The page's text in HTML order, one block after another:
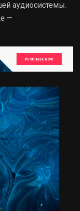
аудиосистемы.
—